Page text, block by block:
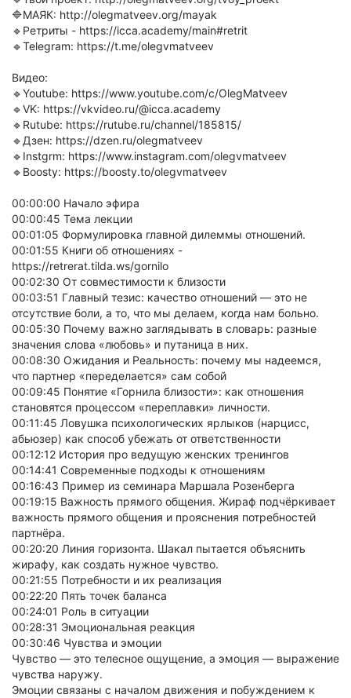
🔷МАЯК: http://olegmatveev.org/mayak
🔹Ретриты - https://icca.academy/main#retrit
🔹Telegram: https://t.me/olegvmatveev
Видео:
🔹Youtube: https://www.youtube.com/c/OlegMatveev
🔹VK: https://vkvideo.ru/@icca.academy
🔹Rutube: https://rutube.ru/channel/185815/
🔹Дзен: https://dzen.ru/olegmatveev
🔹Instgrm: https://www.instagram.com/olegvmatveev
🔹Boosty: https://boosty.to/olegvmatveev
00:00:00 Начало эфира
00:00:45 Тема лекции
00:01:05 Формулировка главной дилеммы отношений.
00:01:55 Книги об отношениях -
https://retrerat.tilda.ws/gornilo
00:02:30 От совместимости к близости
00:03:51 Главный тезис: качество отношений — это не
отсутствие боли, а то, что мы делаем, когда нам больно.
00:05:30 Почему важно заглядывать в словарь: разные
значения слова «любовь» и путаница в них.
00:08:30 Ожидания и Реальность: почему мы надеемся,
что партнер «переделается» сам собой
00:09:45 Понятие «Горнила близости»: как отношения
становятся процессом «переплавки» личности.
00:11:45 Ловушка психологических ярлыков (нарцисс,
абьюзер) как способ убежать от ответственности
00:12:12 История про ведущую женских тренингов
00:14:41 Современные подходы к отношениям
00:16:43 Пример из семинара Маршала Розенберга
00:19:15 Важность прямого общения. Жираф подчёркивает
важность прямого общения и прояснения потребностей
партнёра.
00:20:20 Линия горизонта. Шакал пытается объяснить
жирафу, как создать нужное чувство.
00:21:55 Потребности и их реализация
00:22:20 Пять точек баланса
00:24:01 Роль в ситуации
00:28:31 Эмоциональная реакция
00:30:46 Чувства и эмоции
Чувство — это телесное ощущение, а эмоция — выражение
чувства наружу.
Эмоции связаны с началом движения и побуждением к